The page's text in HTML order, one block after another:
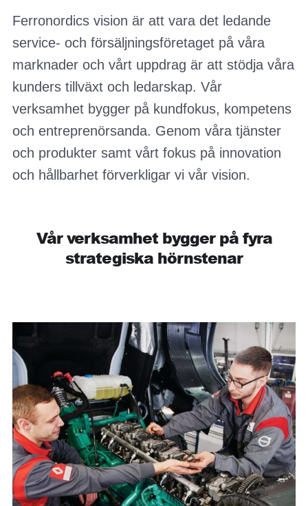
Ferronordics vision är att vara det ledande
service- och försäljningsföretaget på våra
marknader och vårt uppdrag är att stödja våra
kunders tillväxt och ledarskap. Vår
verksamhet bygger på kundfokus, kompetens
och entreprenörsanda. Genom våra tjänster
och produkter samt vårt fokus på innovation
och hållbarhet förverkligar vi vår vision.
Vår verksamhet bygger på fyra
strategiska hörnstenar